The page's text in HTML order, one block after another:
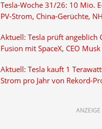
Tesla-Woche 31/26: 10 Mio.
PV-Strom, China-Gerüchte,
Aktuell: Tesla prüft angeblich
Fusion mit SpaceX, CEO
Aktuell: Tesla kauft 1
Strom pro Jahr von Rekord-
ANZEIGE